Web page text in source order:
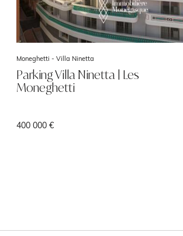
Moneghetti - Villa Ninetta
Parking Villa Ninetta | Les
Moneghetti
400 000 €